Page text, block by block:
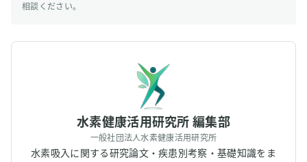
相談ください。
水素健康活用研究所 編集部
一般社団法人水素健康活用研究所
水素吸入に関する研究論文・疾患別考察・基礎知識をま